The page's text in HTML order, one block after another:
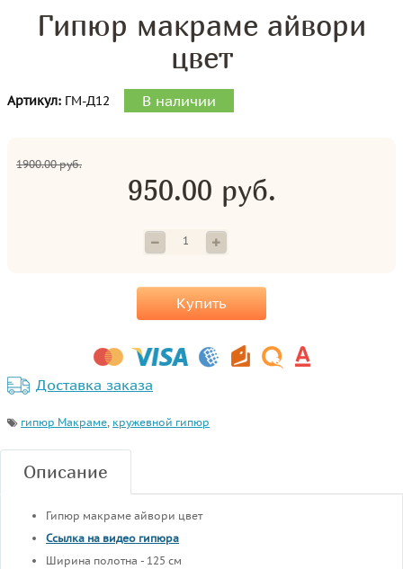
Гипюр макраме айвори
цвет
Артикул: ГМ-Д12 В наличии
1900.00 руб.
950.00 руб.
Купить
Доставка заказа
гипюр Макраме, кружевной гипюр
Описание
Гипюр макраме айвори цвет
Ссылка на видео гипюра
Ширина полотна - 125 см